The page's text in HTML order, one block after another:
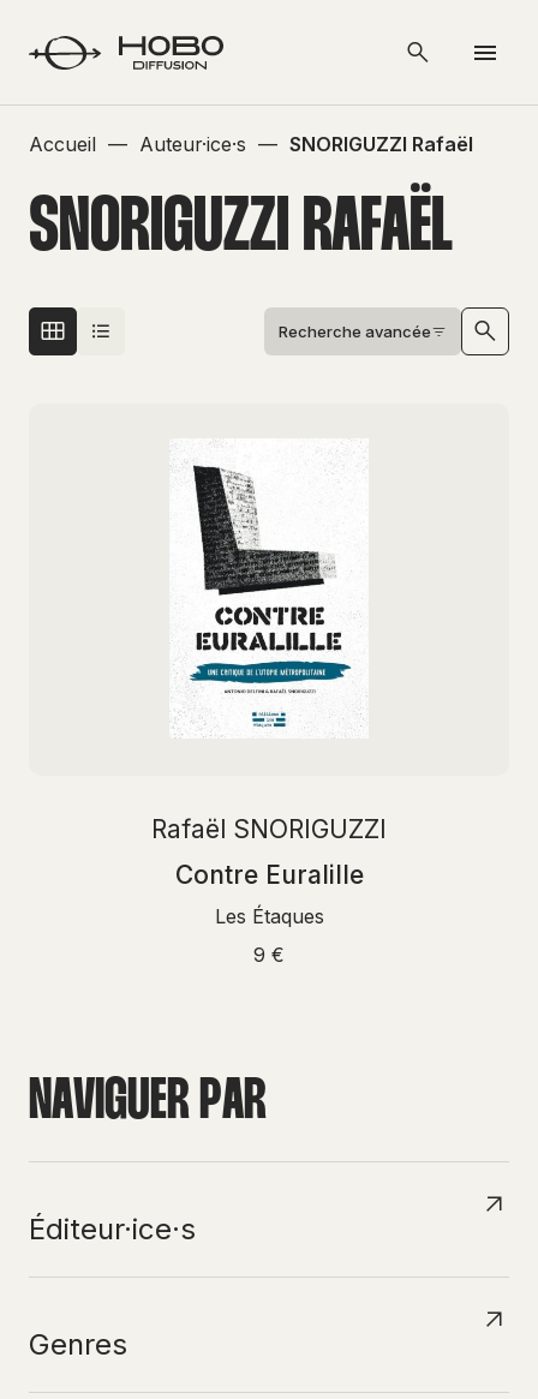
Accueil — Auteur·ice·s — SNORIGUZZI Rafaël
SNORIGUZZI RAFAËL
Recherche avancée
Rafaël SNORIGUZZI
Contre Euralille
Les Étaques
9 €
NAVIGUERPAR
Éditeur·ice·s
Genres